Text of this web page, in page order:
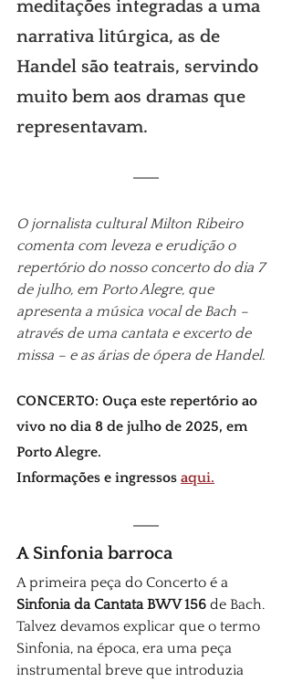
meditações integradas a uma
narrativa litúrgica, as de
Handel são teatrais, servindo
muito bem aos dramas que
representavam.
O jornalista cultural Milton Ribeiro
comenta com leveza e erudição o
repertório do nosso concerto do dia 7
de julho, em Porto Alegre, que
apresenta a música vocal de Bach –
através de uma cantata e excerto de
missa – e as árias de ópera de Handel.
CONCERTO: Ouça este repertório ao
vivo no dia 8 de julho de 2025, em
Porto Alegre.
Informações e ingressos aqui.
A Sinfonia barroca
A primeira peça do Concerto é a
Sinfonia da Cantata BWV 156 de Bach.
Talvez devamos explicar que o termo
Sinfonia, na época, era uma peça
instrumental breve que introduzia